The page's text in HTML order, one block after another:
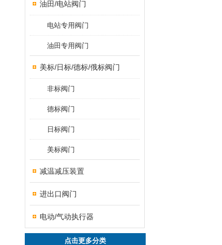
油田/电站阀门
电站专用阀门
油田专用阀门
美标/日标/德标/俄标阀门
非标阀门
德标阀门
日标阀门
美标阀门
减温减压装置
进出口阀门
电动/气动执行器
点击更多分类